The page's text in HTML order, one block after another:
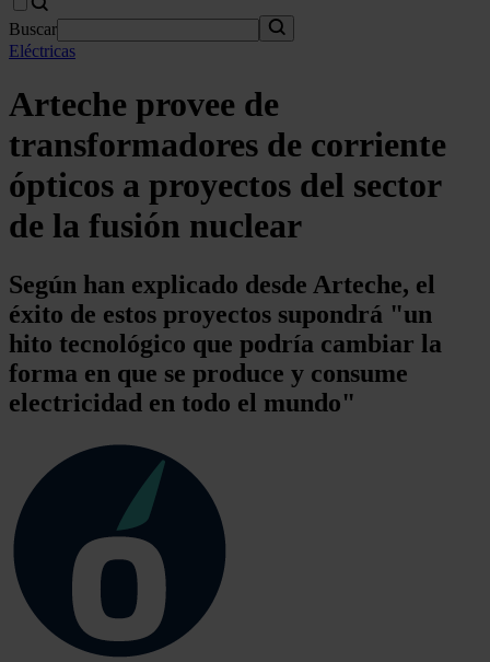
Buscar
Eléctricas
Arteche provee de
transformadores de corriente
ópticos a proyectos del sector
de la fusión nuclear
Según han explicado desde Arteche, el
éxito de estos proyectos supondrá "un
hito tecnológico que podría cambiar la
forma en que se produce y consume
electricidad en todo el mundo"